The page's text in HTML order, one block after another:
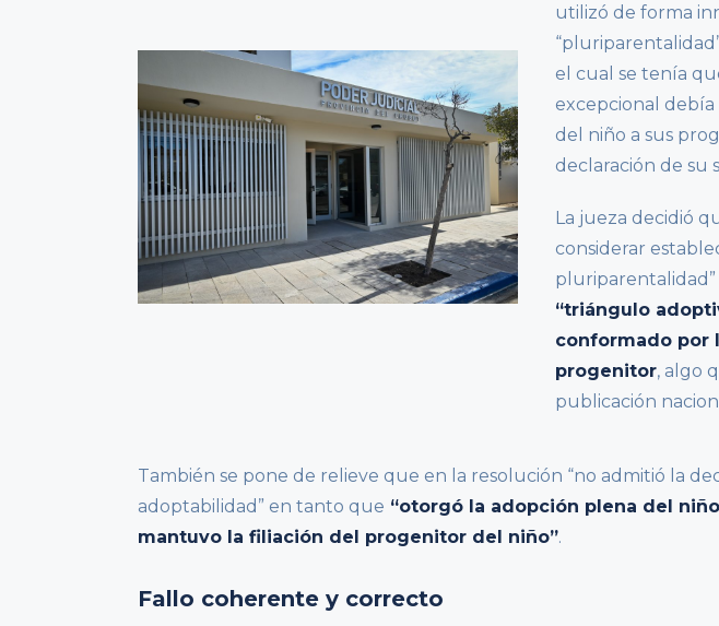
utilizó de forma
el cual se tenía
excepcional
del niño a sus
declaración de su
La jueza decidió
considerar
“triángulo
conformado por
progenitor, algo
publicación
También se pone de relieve que en la resolución “no admitió la
adoptabilidad” en tanto que “otorgó la adopción plena del
mantuvo la filiación del progenitor del niño”.
Fallo coherente y correcto